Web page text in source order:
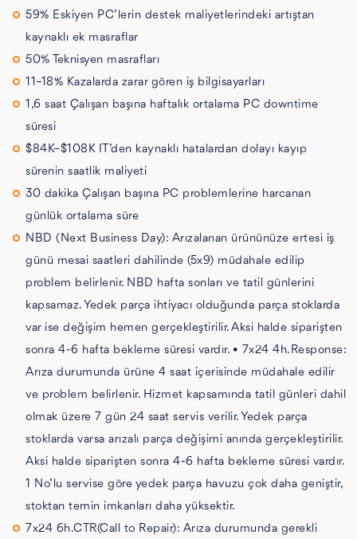
59% Eskiyen PC’lerin destek maliyetlerindeki artıştan
kaynaklı ek masraflar
50% Teknisyen masrafları
11–18% Kazalarda zarar gören iş bilgisayarları
1,6 saat Çalışan başına haftalık ortalama PC downtime
süresi
$84K–$108K IT’den kaynaklı hatalardan dolayı kayıp
sürenin saatlik maliyeti
30 dakika Çalışan başına PC problemlerine harcanan
günlük ortalama süre
NBD (Next Business Day): Arızalanan ürününüze ertesi iş
günü mesai saatleri dahilinde (5x9) müdahale edilip
problem belirlenir. NBD hafta sonları ve tatil günlerini
kapsamaz. Yedek parça ihtiyacı olduğunda parça stoklarda
var ise değişim hemen gerçekleştirilir. Aksi halde siparişten
sonra 4-6 hafta bekleme süresi vardır. • 7x24 4h.Response:
Arıza durumunda ürüne 4 saat içerisinde müdahale edilir
ve problem belirlenir. Hizmet kapsamında tatil günleri dahil
olmak üzere 7 gün 24 saat servis verilir. Yedek parça
stoklarda varsa arızalı parça değişimi anında gerçekleştirilir.
Aksi halde siparişten sonra 4-6 hafta bekleme süresi vardır.
1 No’lu servise göre yedek parça havuzu çok daha geniştir,
stoktan temin imkanları daha yüksektir.
7x24 6h.CTR(Call to Repair): Arıza durumunda gerekli